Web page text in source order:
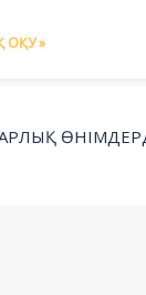
ОҚУ »